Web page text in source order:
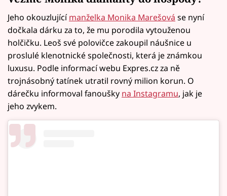
Jeho okouzlujícímanželka Monika Marešová se nyní
dočkala dárku za to, že mu porodila vytouženou
holčičku. Leoš své polovičce zakoupil náušnice u
proslulé klenotnické společnosti, která je známkou
luxusu. Podle informací webu Expres.cz za ně
trojnásobný tatínek utratil rovný milion korun. O
dárečku informoval fanoušky na Instagramu, jak je
jeho zvykem.